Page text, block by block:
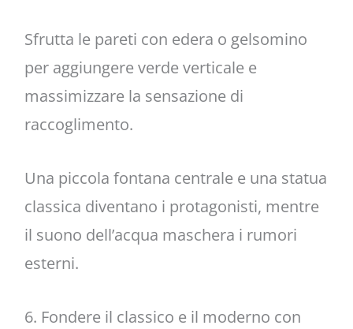
Sfrutta le pareti con edera o gelsomino
per aggiungere verde verticale e
massimizzare la sensazione di
raccoglimento.
Una piccola fontana centrale e una statua
classica diventano i protagonisti, mentre
il suono dell’acqua maschera i rumori
esterni.
6. Fondere il classico e il moderno con